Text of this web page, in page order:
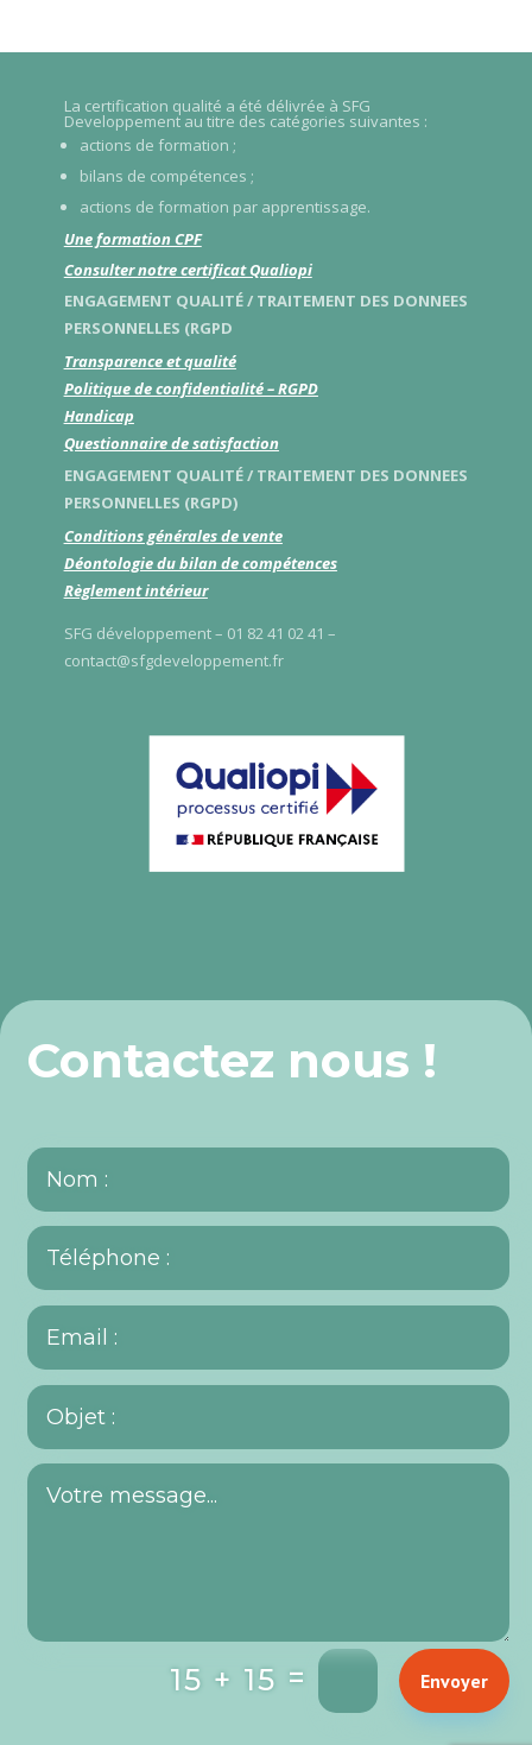
La certification qualité a été délivrée à SFG
Developpement au titre des catégories suivantes :
actions de formation ;
bilans de compétences ;
actions de formation par apprentissage.
Une formation CPF
Consulter notre certificat Qualiopi
ENGAGEMENT QUALITÉ / TRAITEMENT DES DONNEES
PERSONNELLES (RGPD
Transparence et qualité
Politique de confidentialité – RGPD
Handicap
Questionnaire de satisfaction
ENGAGEMENT QUALITÉ / TRAITEMENT DES DONNEES
PERSONNELLES (RGPD)
Conditions générales de vente
Déontologie du bilan de compétences
Règlement intérieur
SFG développement – 01 82 41 02 41 –
contact@sfgdeveloppement.fr
Contactez nous !
15 + 15 = Envoyer